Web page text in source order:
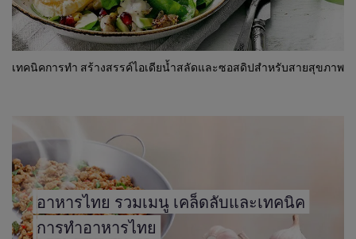
เทคนิคการทำ สร้างสรรค์ไอเดียน้ำสลัดและซอสดิปสำหรับสายสุขภาพ
อาหารไทย รวมเมนู เคล็ดลับและเทคนิค
การทำอาหารไทย